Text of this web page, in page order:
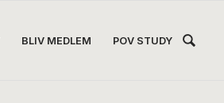
BLIV MEDLEM POV STUDY